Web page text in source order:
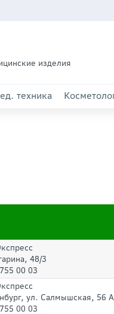
изделия
техника
48/3
00 03
ул. Салмышская, 56 А
00 03